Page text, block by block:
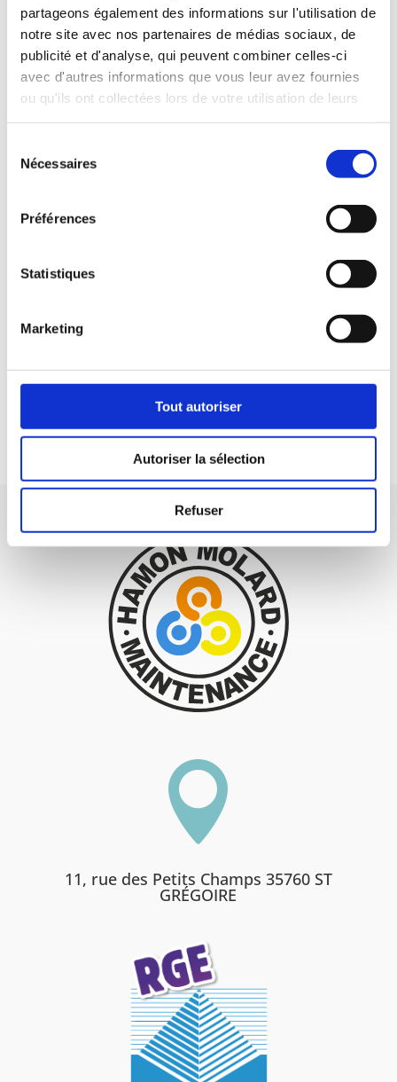
partageons également des informations sur l'utilisation de
notre site avec nos partenaires de médias sociaux, de
publicité et d'analyse, qui peuvent combiner celles-ci
avec d'autres informations que vous leur avez fournies
ou qu'ils ont collectées lors de votre utilisation de leurs
Nécessaires
Préférences
Statistiques
Marketing
Tout autoriser
Autoriser la sélection
Refuser

des appareils de chauffage et de
production d’eau chaude sanitaire à
une fois par an, par un professionnel

11, rue des Petits Champs 35760 ST
GRÉGOIRE